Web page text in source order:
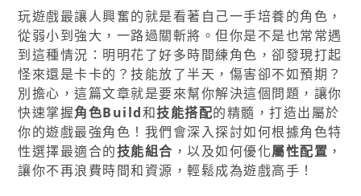
玩遊戲最讓人興奮的就是看著自己一手培養的角色，
從弱小到強大，一路過關斬將。但你是不是也常常遇
到這種情況：明明花了好多時間練角色，卻發現打起
怪來還是卡卡的？技能放了半天，傷害卻不如預期？
別擔心，這篇文章就是要來幫你解決這個問題，讓你
快速掌握角色Build和技能搭配的精髓，打造出屬於
你的遊戲最強角色！我們會深入探討如何根據角色特
性選擇最適合的技能組合 ，以及如何優化屬性配置 ，
讓你不再浪費時間和資源，輕鬆成為遊戲高手！